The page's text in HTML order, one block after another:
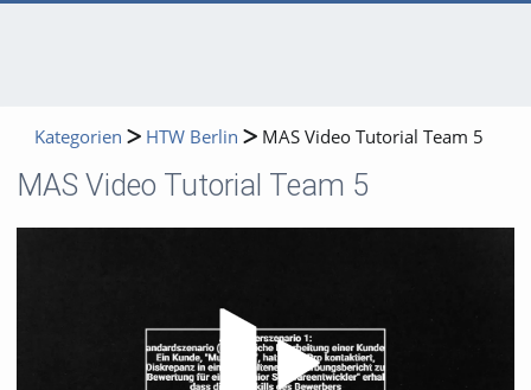
Kategorien HTW Berlin MAS Video Tutorial Team 5
MAS Video Tutorial Team 5